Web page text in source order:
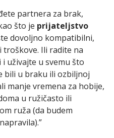
partnera za brak,
što je prijateljstvo
dovoljno kompatibilni,
troškove. Ili radite na
uživajte u svemu što
bili u braku ili ozbiljnoj
manje vremena za hobije,
u ružičasto ili
ruža (da budem